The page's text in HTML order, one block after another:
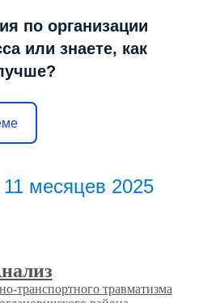
по организации
или знаете, как
месяцев 2025
транспортного травматизма